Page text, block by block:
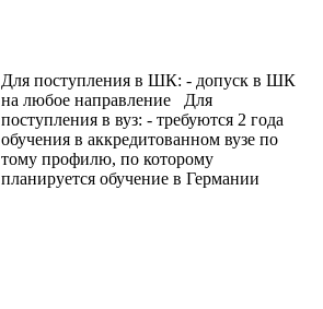
Для поступления в ШК: - допуск в ШК
на любое направление Для
поступления в вуз: - требуются 2 года
обучения в аккредитованном вузе по
тому профилю, по которому
планируется обучение в Германии